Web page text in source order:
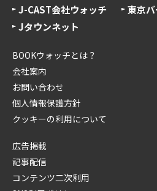
J-CAST会社ウォッチ
東京
Jタウンネット
BOOKウォッチとは？
会社案内
お問い合わせ
個人情報保護方針
クッキーの利用について
広告掲載
記事配信
コンテンツ二次利用